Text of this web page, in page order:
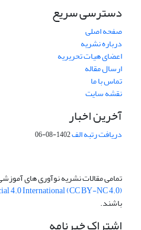
دسترسی سریع
صفحه اصلی
درباره نشریه
اعضای هیات تحریریه
ارسال مقاله
تماس با ما
نقشه سایت
آخرین اخبار
دریافت رتبه الف1402-08-06
تمامی مقالات نشریه نوآوری های
4.0 International (CC BY-NC 4.0)
باشند.
اشتراک خبرنامه